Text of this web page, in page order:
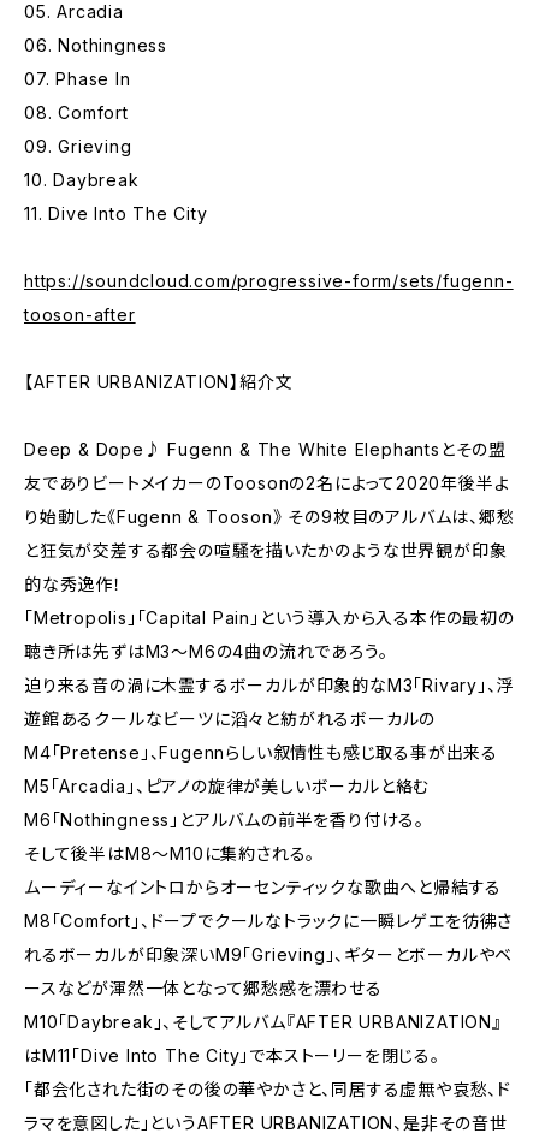
05. Arcadia
06. Nothingness
07. Phase In
08. Comfort
09. Grieving
10. Daybreak
11. Dive Into The City
https://soundcloud.com/progressive-form/sets/fugenn-
tooson-after
【AFTER URBANIZATION】紹介文
Deep & Dope♪ Fugenn & The White Elephantsとその盟
友でありビートメイカーのToosonの2名によって2020年後半よ
り始動した《Fugenn & Tooson》 その9枚目のアルバムは、郷愁
と狂気が交差する都会の喧騒を描いたかのような世界観が印象
的な秀逸作！
「Metropolis」「Capital Pain」という導入から入る本作の最初の
聴き所は先ずはM3～M6の4曲の流れであろう。
迫り来る音の渦に木霊するボーカルが印象的なM3「Rivary」、浮
遊館あるクールなビーツに滔々と紡がれるボーカルの
M4「Pretense」、Fugennらしい叙情性も感じ取る事が出来る
M5「Arcadia」、ピアノの旋律が美しいボーカルと絡む
M6「Nothingness」とアルバムの前半を香り付ける。
そして後半はM8～M10に集約される。
ムーディーなイントロからオーセンティックな歌曲へと帰結する
M8「Comfort」、ドープでクールなトラックに一瞬レゲエを彷彿さ
れるボーカルが印象深いM9「Grieving」、ギターとボーカルやベ
ースなどが渾然一体となって郷愁感を漂わせる
M10「Daybreak」、そしてアルバム『AFTER URBANIZATION』
はM11「Dive Into The City」で本ストーリーを閉じる。
「都会化された街のその後の華やかさと、同居する虚無や哀愁、ド
ラマを意図した」というAFTER URBANIZATION、是非その音世